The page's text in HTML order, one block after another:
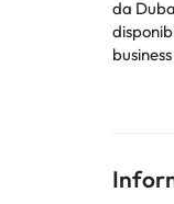
da
i tipi di